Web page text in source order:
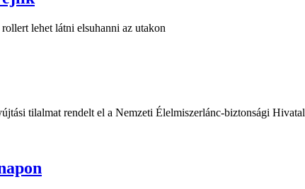
lehet látni elsuhanni az utakon
tilalmat rendelt el a Nemzeti Élelmiszerlánc-biztonsági Hivatal